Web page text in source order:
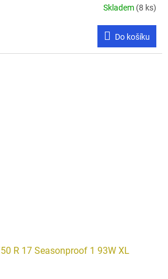
Skladem (8 ks)
Do košíku
R 17 Seasonproof 1 93W XL